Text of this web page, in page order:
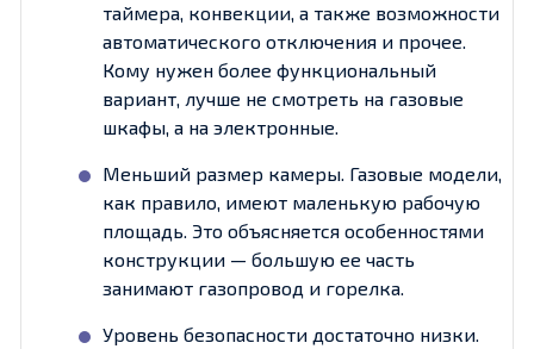
таймера, конвекции, а также возможности
автоматического отключения и прочее.
Кому нужен более функциональный
вариант, лучше не смотреть на газовые
шкафы, а на электронные.
Меньший размер камеры. Газовые модели,
как правило, имеют маленькую рабочую
площадь. Это объясняется особенностями
конструкции — большую ее часть
занимают газопровод и горелка.
Уровень безопасности достаточно низки.